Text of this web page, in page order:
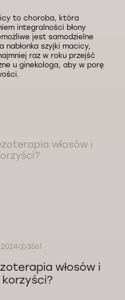
to choroba, która
integralności błony
jest samodzielne
nabłonka szyjki macicy,
raz w roku przejść
u ginekologa, aby w porę
3561
włosów i